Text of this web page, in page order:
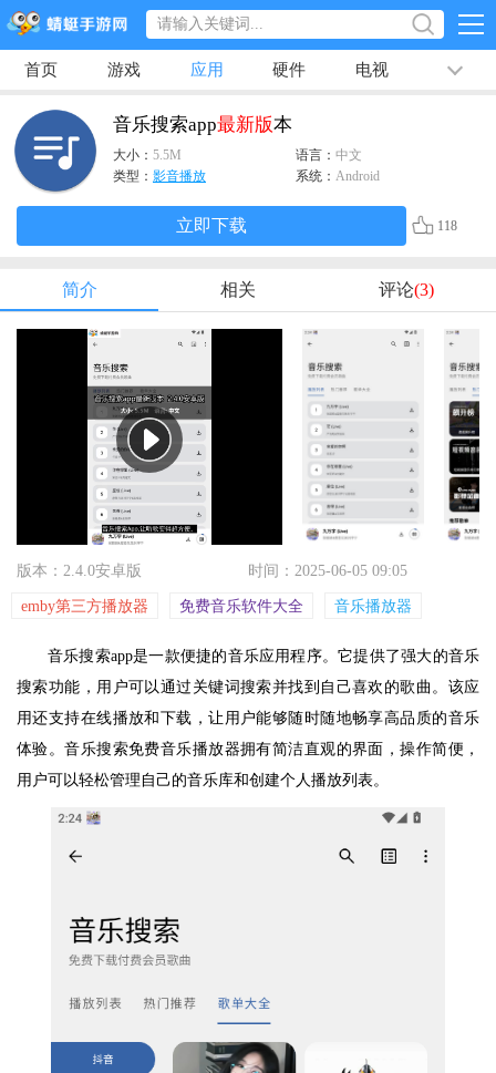
首页 游戏 应用 硬件 电视 排行榜
专题
音乐搜索app最新版本
大小： 5.5M 语言： 中文
类型： 影音播放 系统： Android
立即下载 118
简介 相关 评论(3)
版本：2.4.0安卓版 时间：2025-06-05 09:05
emby第三方播放器 免费音乐软件大全 音乐播放器
音乐搜索app是一款便捷的音乐应用程序。它提供了强大的音乐
搜索功能，用户可以通过关键词搜索并找到自己喜欢的歌曲。该应
用还支持在线播放和下载，让用户能够随时随地畅享高品质的音乐
体验。音乐搜索免费音乐播放器拥有简洁直观的界面，操作简便，
用户可以轻松管理自己的音乐库和创建个人播放列表。